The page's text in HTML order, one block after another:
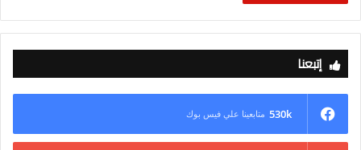
إتبعنا
530k متابعينا علي فيس بوك